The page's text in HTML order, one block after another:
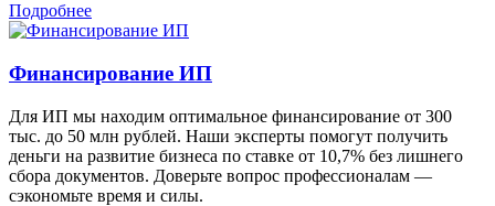
Подробнее
Финансирование ИП
Для ИП мы находим оптимальное финансирование от 300
тыс. до 50 млн рублей. Наши эксперты помогут получить
деньги на развитие бизнеса по ставке от 10,7% без лишнего
сбора документов. Доверьте вопрос профессионалам —
сэкономьте время и силы.